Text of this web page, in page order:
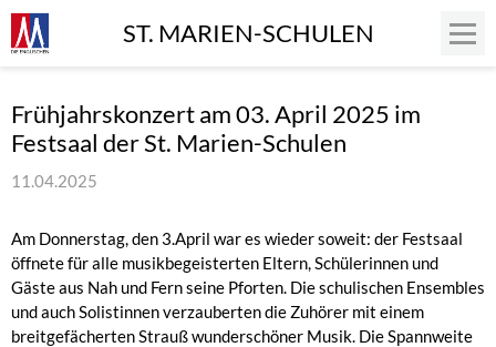
ST. MARIEN-SCHULEN
Frühjahrskonzert am 03. April 2025 im
Festsaal der St. Marien-Schulen
11.04.2025
Am Donnerstag, den 3.April war es wieder soweit: der Festsaal
öffnete für alle musikbegeisterten Eltern, Schülerinnen und
Gäste aus Nah und Fern seine Pforten. Die schulischen Ensembles
und auch Solistinnen verzauberten die Zuhörer mit einem
breitgefächerten Strauß wunderschöner Musik. Die Spannweite